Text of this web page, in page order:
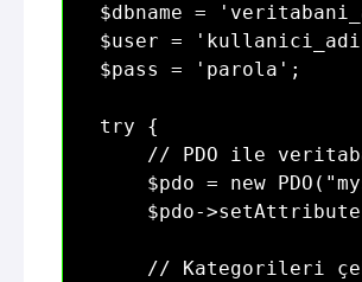
$dbname =
$user =
$pass = 'parola';
try {
// PDO ile
$pdo = new
$pdo-
// Kategorileri